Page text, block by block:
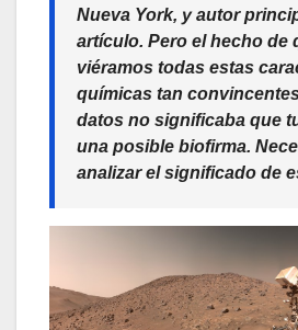
Nueva York, y autor
artículo. Pero el hecho de
viéramos todas estas
químicas tan
datos no significaba que
una posible biofirma.
analizar el significado de